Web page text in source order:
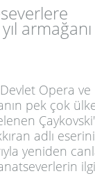
armağanı
Opera ve
pek çok
adlı
yeniden